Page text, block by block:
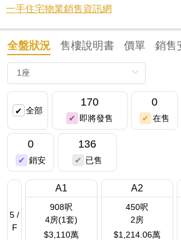
一手住宅物業銷售資訊網
全盤狀況 售樓說明書 價單 銷售
全部
170
即將發售
0
在售
0
銷安
136
已售
5 /
F
A1
908呎
4房(1套)
$3,110萬
A2
450呎
2房
$1,214.06萬